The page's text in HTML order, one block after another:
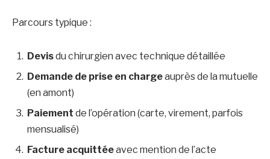
Parcours typique :
Devisdu chirurgien avec technique détaillée
Demande de prise en chargeauprès de la mutuelle
(en amont)
Paiement de l’opération (carte, virement, parfois
mensualisé)
Facture acquittéeavec mention de l’acte